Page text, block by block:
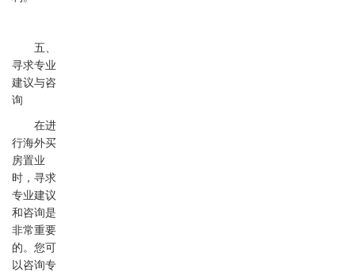
五、
寻求专业
建议与咨
询
在进
行海外买
房置业
时，寻求
专业建议
和咨询是
非常重要
的。您可
以咨询专